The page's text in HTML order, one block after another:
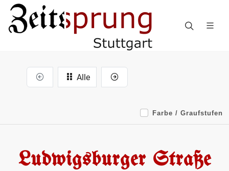
Alle
Farbe / Graufstufen
Ludwigsburger Straße